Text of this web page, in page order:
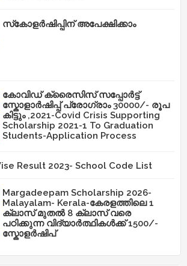
സ്‌കോളർഷിപ്പിന് അപേക്ഷിക്കാം
കോവിഡ് ക്രൈസിസ് സപ്പോർട്ട്
സ്കോളാർഷിപ്പ് പ്രോഗ്രാം 30000/- രൂപ
കിട്ടും ,2021-Covid Crisis Supporting
Scholarship 2021-1 To Graduation
Students-Application Process
Result 2023- School Code List
Margadeepam Scholarship 2026-
Malayalam- Kerala-കേരളത്തിലെ 1
ക്ലാസ് മുതൽ 8 ക്ലാസ് വരെ
പഠിക്കുന്ന വിദ്യാർത്ഥികൾക്ക് 1500/-
സ്കോളർഷിപ്